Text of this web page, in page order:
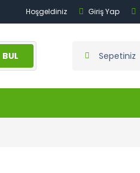
Hoşgeldiniz Giriş Yap
BUL Sepetiniz